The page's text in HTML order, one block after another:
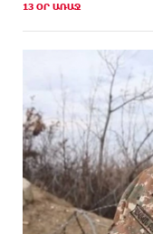
13 ՕՐ ԱՌԱՋ